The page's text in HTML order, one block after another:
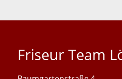
Friseur Team